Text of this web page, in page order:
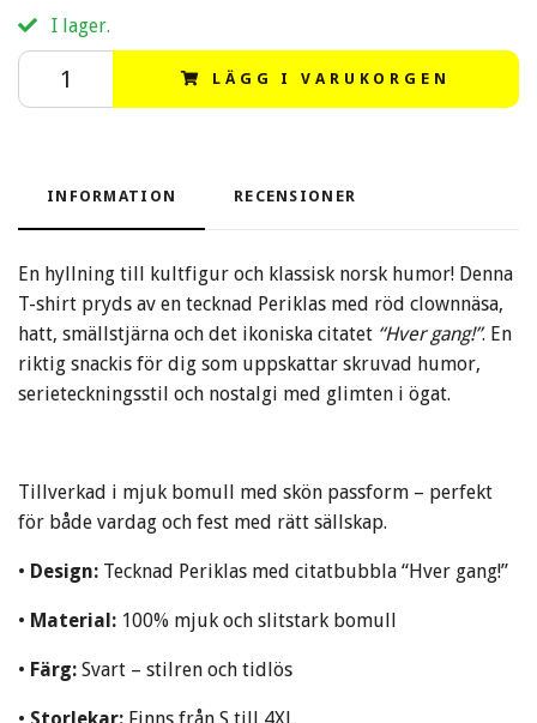
I lager.
LÄGG I VARUKORGEN
INFORMATION RECENSIONER
En hyllning till kultfigur och klassisk norsk humor! Denna
T-shirt pryds av en tecknad Periklas med röd clownnäsa,
hatt, smällstjärna och det ikoniska citatet “Hver gang!”. En
riktig snackis för dig som uppskattar skruvad humor,
serieteckningsstil och nostalgi med glimten i ögat.
Tillverkad i mjuk bomull med skön passform – perfekt
för både vardag och fest med rätt sällskap.
• Design: Tecknad Periklas med citatbubbla “Hver gang!”
• Material: 100% mjuk och slitstark bomull
• Färg: Svart – stilren och tidlös